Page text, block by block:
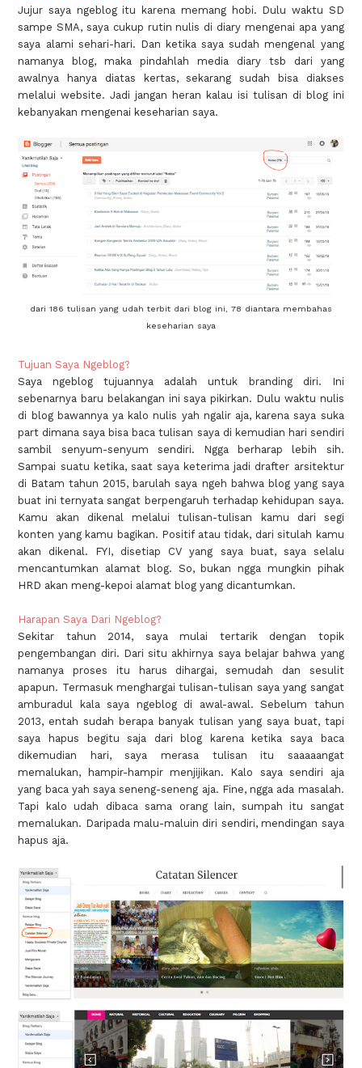
Jujur saya ngeblog itu karena memang hobi. Dulu waktu SD
sampe SMA, saya cukup rutin nulis di diary mengenai apa yang
saya alami sehari-hari. Dan ketika saya sudah mengenal yang
namanya blog, maka pindahlah media diary tsb dari yang
awalnya hanya diatas kertas, sekarang sudah bisa diakses
melalui website. Jadi jangan heran kalau isi tulisan di blog ini
kebanyakan mengenai keseharian saya.
dari 186 tulisan yang udah terbit dari blog ini, 78 diantara membahas
keseharian saya
Tujuan Saya Ngeblog?
Saya ngeblog tujuannya adalah untuk branding diri. Ini
sebenarnya baru belakangan ini saya pikirkan. Dulu waktu nulis
di blog bawannya ya kalo nulis yah ngalir aja, karena saya suka
part dimana saya bisa baca tulisan saya di kemudian hari sendiri
sambil senyum-senyum sendiri. Ngga berharap lebih sih.
Sampai suatu ketika, saat saya keterima jadi drafter arsitektur
di Batam tahun 2015, barulah saya ngeh bahwa blog yang saya
buat ini ternyata sangat berpengaruh terhadap kehidupan saya.
Kamu akan dikenal melalui tulisan-tulisan kamu dari segi
konten yang kamu bagikan. Positif atau tidak, dari situlah kamu
akan dikenal. FYI, disetiap CV yang saya buat, saya selalu
mencantumkan alamat blog. So, bukan ngga mungkin pihak
HRD akan meng-kepoi alamat blog yang dicantumkan.
Harapan Saya Dari Ngeblog?
Sekitar tahun 2014, saya mulai tertarik dengan topik
pengembangan diri. Dari situ akhirnya saya belajar bahwa yang
namanya proses itu harus dihargai, semudah dan sesulit
apapun. Termasuk menghargai tulisan-tulisan saya yang sangat
amburadul kala saya ngeblog di awal-awal. Sebelum tahun
2013, entah sudah berapa banyak tulisan yang saya buat, tapi
saya hapus begitu saja dari blog karena ketika saya baca
dikemudian hari, saya merasa tulisan itu saaaaangat
memalukan, hampir-hampir menjijikan. Kalo saya sendiri aja
yang baca yah saya seneng-seneng aja. Fine, ngga ada masalah.
Tapi kalo udah dibaca sama orang lain, sumpah itu sangat
memalukan. Daripada malu-maluin diri sendiri, mendingan saya
hapus aja.